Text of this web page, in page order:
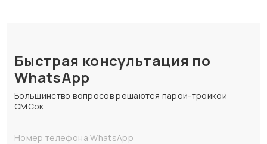
Быстрая консультация по
WhatsApp
Большинство вопросов решаются парой-тройкой
СМСок
Номер телефона WhatsApp